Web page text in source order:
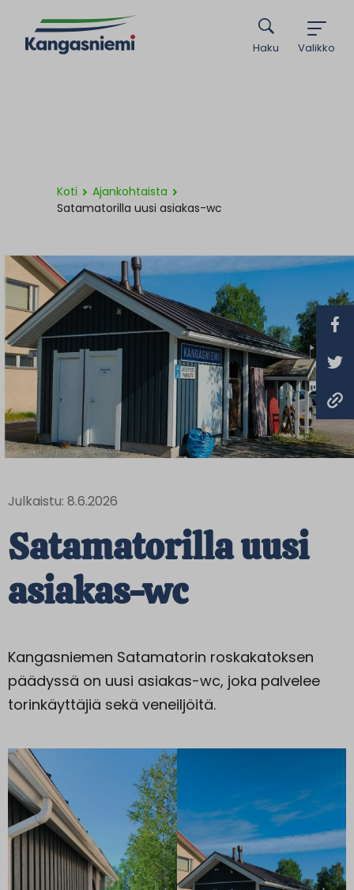
Valikko
Haku
Koti
Ajankohtaista
Satamatorilla uusi asiakas-wc
Julkaistu: 8.6.2026
Satamatorilla uusi
asiakas-wc
Kangasniemen Satamatorin roskakatoksen
päädyssä on uusi asiakas-wc, joka palvelee
torinkäyttäjiä sekä veneiljöitä.